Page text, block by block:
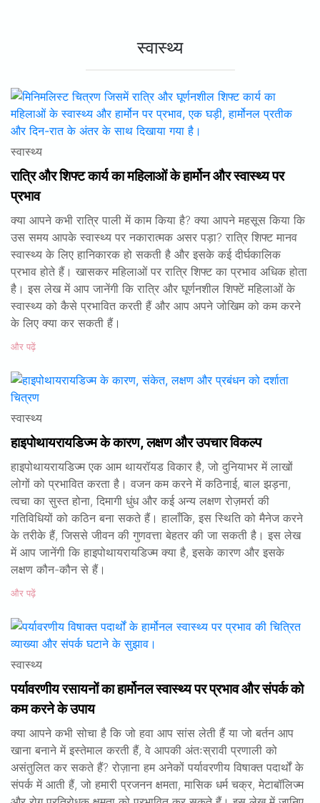
स्वास्थ्य
स्वास्थ्य
रात्रि और शिफ्ट कार्य का महिलाओं के हार्मोन और स्वास्थ्य पर
प्रभाव
क्या आपने कभी रात्रि पाली में काम किया है? क्या आपने महसूस किया कि
उस समय आपके स्वास्थ्य पर नकारात्मक असर पड़ा? रात्रि शिफ्ट मानव
स्वास्थ्य के लिए हानिकारक हो सकती है और इसके कई दीर्घकालिक
प्रभाव होते हैं। खासकर महिलाओं पर रात्रि शिफ्ट का प्रभाव अधिक होता
है। इस लेख में आप जानेंगी कि रात्रि और घूर्णनशील शिफ्टें महिलाओं के
स्वास्थ्य को कैसे प्रभावित करती हैं और आप अपने जोखिम को कम करने
के लिए क्या कर सकती हैं।
और पढ़ें
स्वास्थ्य
हाइपोथायरायडिज्म के कारण, लक्षण और उपचार विकल्प
हाइपोथायरायडिज्म एक आम थायरॉयड विकार है, जो दुनियाभर में लाखों
लोगों को प्रभावित करता है। वजन कम करने में कठिनाई, बाल झड़ना,
त्वचा का सुस्त होना, दिमागी धुंध और कई अन्य लक्षण रोज़मर्रा की
गतिविधियों को कठिन बना सकते हैं। हालाँकि, इस स्थिति को मैनेज करने
के तरीके हैं, जिससे जीवन की गुणवत्ता बेहतर की जा सकती है। इस लेख
में आप जानेंगी कि हाइपोथायरायडिज्म क्या है, इसके कारण और इसके
लक्षण कौन-कौन से हैं।
और पढ़ें
स्वास्थ्य
पर्यावरणीय रसायनों का हार्मोनल स्वास्थ्य पर प्रभाव और संपर्क को
कम करने के उपाय
क्या आपने कभी सोचा है कि जो हवा आप सांस लेती हैं या जो बर्तन आप
खाना बनाने में इस्तेमाल करती हैं, वे आपकी अंतःस्रावी प्रणाली को
असंतुलित कर सकते हैं? रोज़ाना हम अनेकों पर्यावरणीय विषाक्त पदार्थों के
संपर्क में आती हैं, जो हमारी प्रजनन क्षमता, मासिक धर्म चक्र, मेटाबॉलिज्म